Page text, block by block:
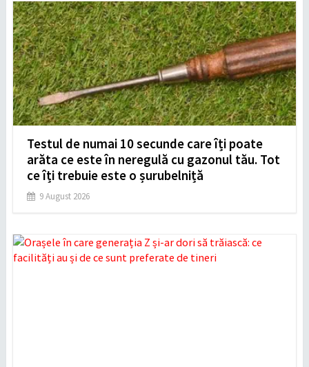
Testul de numai 10 secunde care îți poate
arăta ce este în neregulă cu gazonul tău. Tot
ce îți trebuie este o șurubelniță
9 August 2026